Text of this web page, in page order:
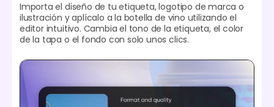
Importa el diseño de tu etiqueta, logotipo de marca o
ilustración y aplícalo a la botella de vino utilizando el
editor intuitivo. Cambia el tono de la etiqueta, el color
de la tapa o el fondo con solo unos clics.